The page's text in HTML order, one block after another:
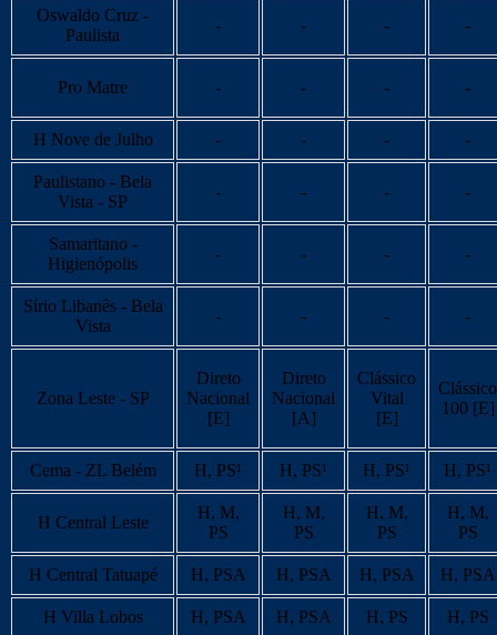
Oswaldo Cruz -
Paulista
- - - -
Pro Matre - - - -
H Nove de Julho - - - -
Paulistano - Bela
Vista - SP
- - - -
Samaritano -
Higienópolis
- - - -
Sírio Libanês - Bela
Vista
- - - -
Zona Leste - SP
Direto
Nacional
[E]
Direto
Nacional
[A]
Clássico
Vital
[E]
Clássico
100 [E]
Cema - ZL Belém H, PS¹ H, PS¹ H, PS¹ H, PS¹
H Central Leste
H, M,
PS
H, M,
PS
H, M,
PS
H, M,
PS
H Central Tatuapé H, PSA H, PSA H, PSA H, PSA
H Villa Lobos H, PSA H, PSA H, PS H, PS